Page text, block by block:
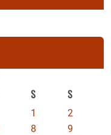
S S
1
2
8
9